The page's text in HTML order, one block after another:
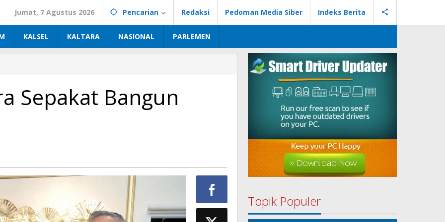
Jumat, 7 Agustus 2026 Pencarian Redaksi Pedoman Media Siber Indeks Berita
KALSEL KALTARA NASIONAL PARLEMEN
Sepakat Bangun
Topik Populer